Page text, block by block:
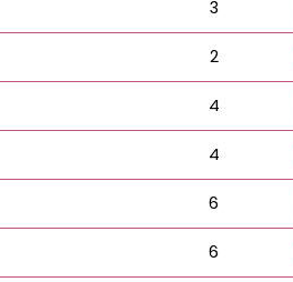
3
2
4
4
6
6